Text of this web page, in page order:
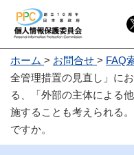
ホーム お問合せ FAQ
全管理措置の見直し」に
る、「外部の主体による
施することも考えられる
ですか。